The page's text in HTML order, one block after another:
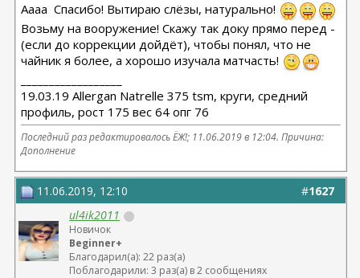
наверное, он бы предложил самой себя прооперировать)
Аааа Спасибо! Вытираю слёзы, натурально!
Возьму на вооружение! Скажу так доку прямо перед -
(если до коррекции дойдёт), чтобы понял, что не
чайник я более, а хорошо изучала матчасть!
19.03.19 Allergan Natrelle 375 tsm, круги, средний
профиль, рост 175 вес 64 опг 76
Последний раз редактировалось ЁЖ!; 11.06.2019 в 12:04. Причина:
Дополнение
#1627
11.06.2019, 12:10
ul4ik2011
Новичок
Beginner+
Благодарил(а): 22 раз(а)
Поблагодарили: 3 раз(а) в 2 сообщениях